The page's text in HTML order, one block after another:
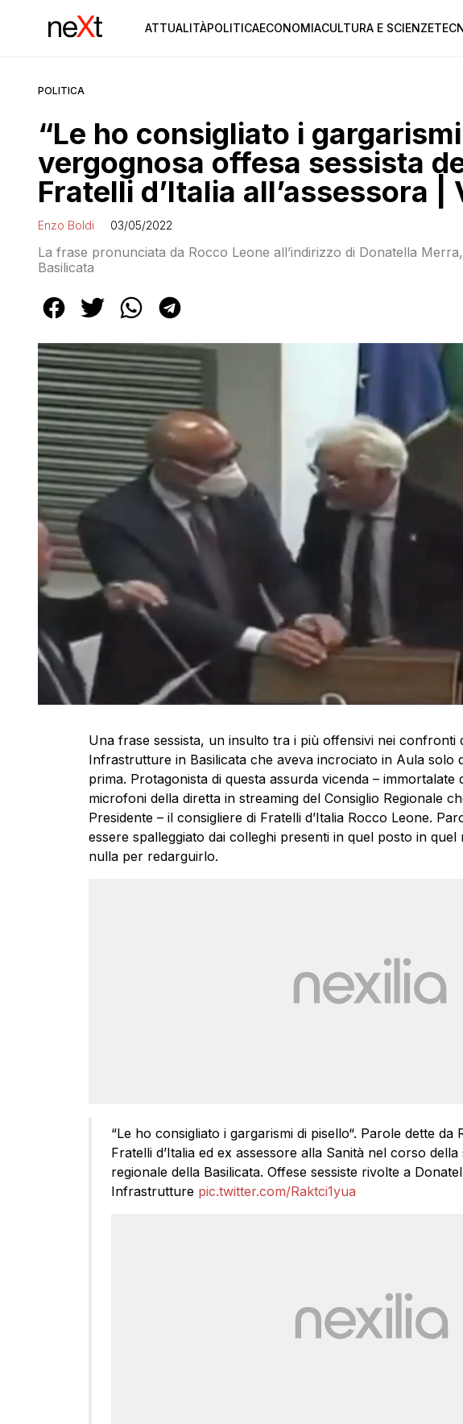
ATTUALITÀPOLITICAECONOMIACULTURA E SCIENZE
POLITICA
“Le ho consigliato i
vergognosa offesa sessista
Fratelli d’Italia all’assessora |
Enzo Boldi 03/05/2022
La frase pronunciata da Rocco Leone all’indirizzo di Donatella
Basilicata
Una frase sessista, un insulto tra i più offensivi nei confronti
Infrastrutture in Basilicata che aveva incrociato in Aula solo
prima. Protagonista di questa assurda vicenda – immortalate
microfoni della diretta in streaming del Consiglio Regionale
Presidente – il consigliere di Fratelli d’Italia Rocco Leone.
essere spalleggiato dai colleghi presenti in quel posto in
nulla per redarguirlo.
“Le ho consigliato i gargarismi di pisello“. Parole dette da
Fratelli d’Italia ed ex assessore alla Sanità nel corso
regionale della Basilicata. Offese sessiste rivolte a
Infrastrutture pic.twitter.com/Raktci1yua